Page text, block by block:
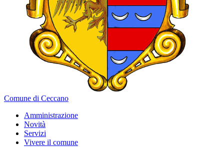
Comune di Ceccano
Amministrazione
Novità
Servizi
Vivere il comune